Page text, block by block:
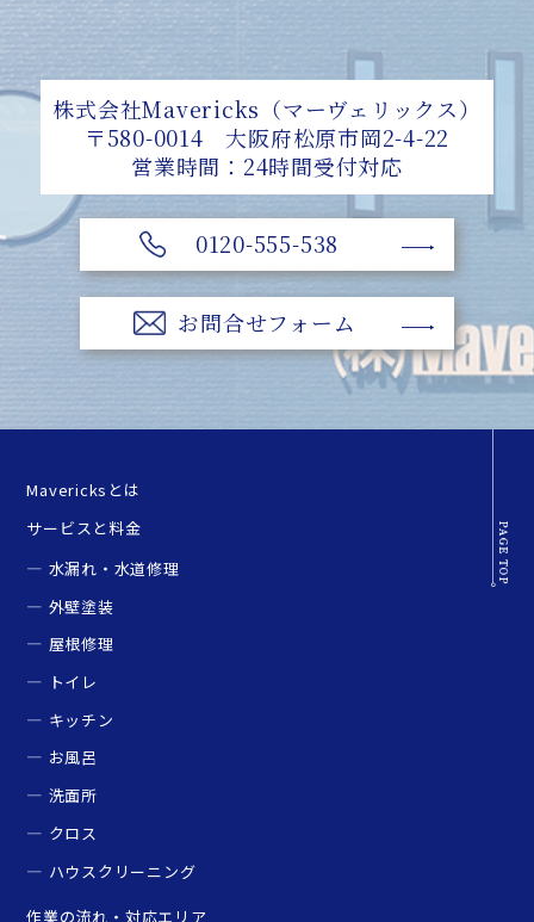
株式会社Mavericks（マーヴェリックス）
〒580-0014 大阪府松原市岡2-4-22
営業時間：24時間受付対応
0120-555-538
お問合せフォーム
Mavericksとは
サービスと料金
水漏れ・水道修理
外壁塗装
屋根修理
トイレ
キッチン
お風呂
洗面所
クロス
ハウスクリーニング
作業の流れ・対応エリア